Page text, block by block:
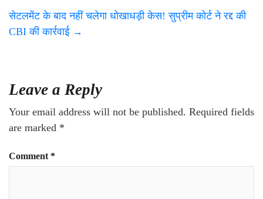
सेटलमेंट के बाद नहीं चलेगा धोखाधड़ी केस! सुप्रीम कोर्ट ने रद्द की
CBI की कार्रवाई →
Leave a Reply
Your email address will not be published. Required fields
are marked *
Comment *